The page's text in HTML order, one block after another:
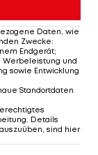
nächsten
Franklin im
auf 3:1.
bleibt
Defensive.
Strafe wegen
Daten, wie
Zwecke:
Endgerät;
Werbeleistung und
sowie Entwicklung
Standortdaten
Details
sind hier